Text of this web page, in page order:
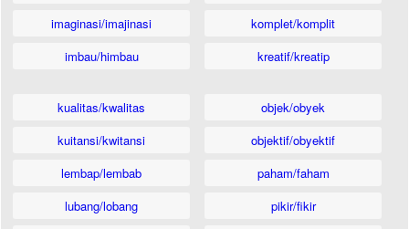
imaginasi/imajinasi
imbau/himbau
komplet/komplit
kreatif/kreatip
kualitas/kwalitas
kuitansi/kwitansi
lembap/lembab
lubang/lobang
objek/obyek
objektif/obyektif
paham/faham
pikir/fikir